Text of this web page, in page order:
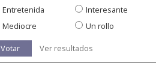
Entretenida
Interesante
Mediocre
Un rollo
Votar Ver resultados